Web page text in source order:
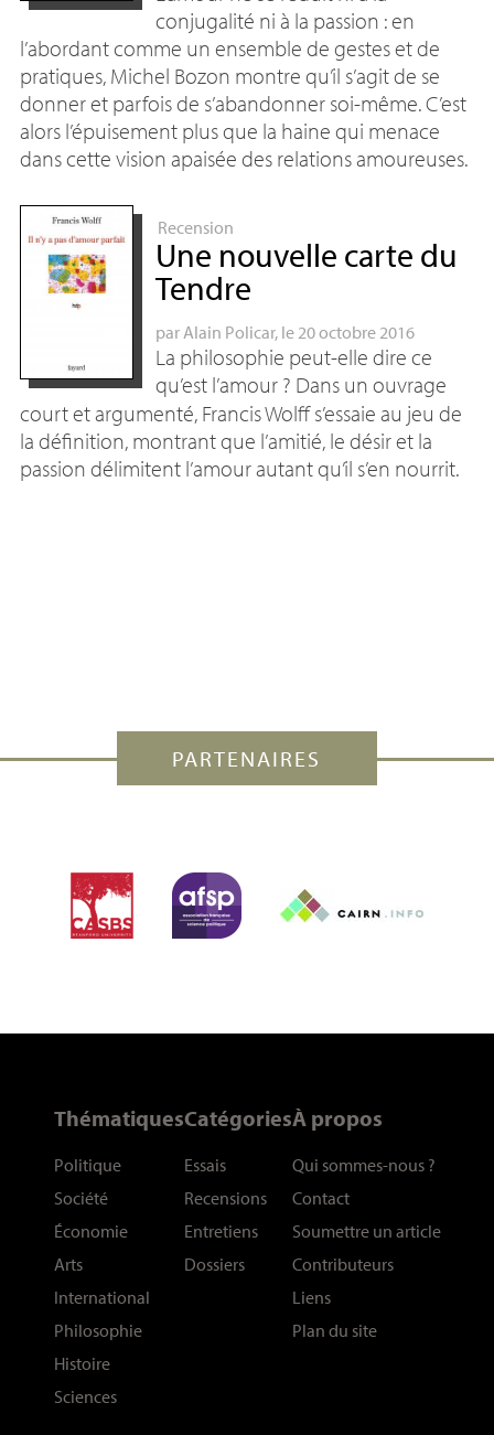
conjugalité ni à la passion : en
l’abordant comme un ensemble de gestes et de
pratiques, Michel Bozon montre qu’il s’agit de se
donner et parfois de s’abandonner soi-même. C’est
alors l’épuisement plus que la haine qui menace
dans cette vision apaisée des relations amoureuses.
Recension
Une nouvelle carte du
Tendre
parAlain Policar, le 20 octobre 2016
La philosophie peut-elle dire ce
qu’est l’amour ? Dans un ouvrage
court et argumenté, Francis Wolff s’essaie au jeu de
la définition, montrant que l’amitié, le désir et la
passion délimitent l’amour autant qu’il s’en nourrit.
PARTENAIRES
Thématiques
Politique
Société
Économie
Arts
International
Philosophie
Histoire
Sciences
Catégories
Essais
Recensions
Entretiens
Dossiers
À propos
Qui sommes-nous ?
Contact
Soumettre un article
Contributeurs
Liens
Plan du site